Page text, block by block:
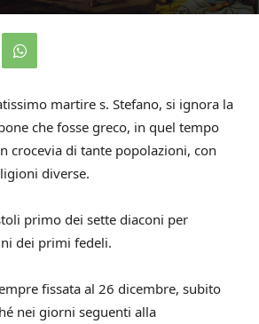
martire s. Stefano, si ignora la
che fosse greco, in quel tempo
crocevia di tante popolazioni, con
diverse.
primo dei sette diaconi per
dei primi fedeli.
fissata al 26 dicembre, subito
nei giorni seguenti alla